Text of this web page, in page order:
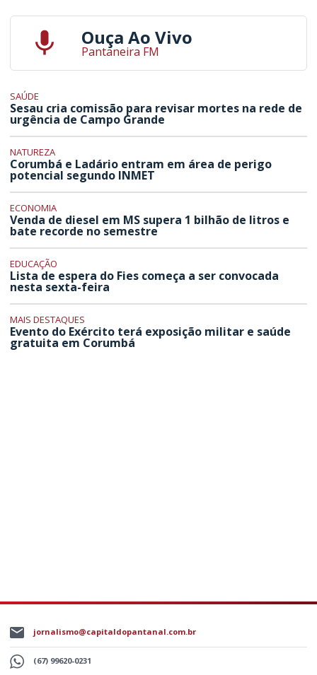
Ouça Ao Vivo
Pantaneira FM
SAÚDE
Sesau cria comissão para revisar mortes na rede de
urgência de Campo Grande
NATUREZA
Corumbá e Ladário entram em área de perigo
potencial segundo INMET
ECONOMIA
Venda de diesel em MS supera 1 bilhão de litros e
bate recorde no semestre
EDUCAÇÃO
Lista de espera do Fies começa a ser convocada
nesta sexta-feira
MAIS DESTAQUES
Evento do Exército terá exposição militar e saúde
gratuita em Corumbá
jornalismo@capitaldopantanal.com.br
(67) 99620-0231